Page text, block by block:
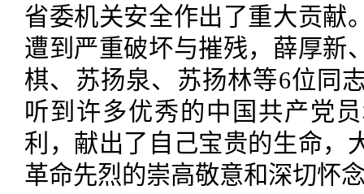
省委机关安全作出了重大贡献
遭到严重破坏与摧残，薛厚新
棋、苏扬泉、苏扬林等6位同
听到许多优秀的中国共产党
利，献出了自己宝贵的生命，
革命先烈的崇高敬意和深切怀